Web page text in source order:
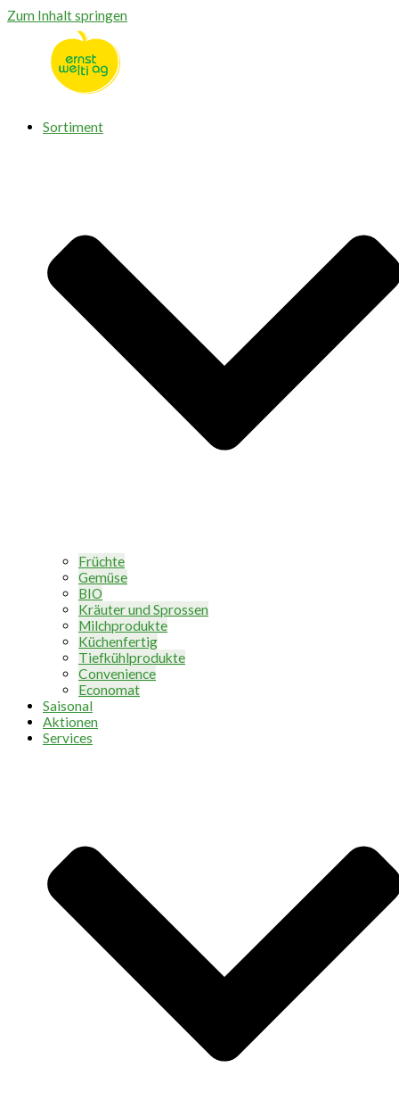
Zum Inhalt springen
Sortiment
Früchte
Gemüse
BIO
Kräuter und Sprossen
Milchprodukte
Küchenfertig
Tiefkühlprodukte
Convenience
Economat
Saisonal
Aktionen
Services